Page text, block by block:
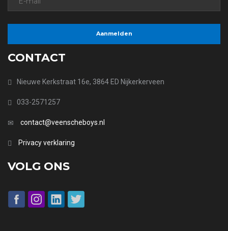
CONTACT
Nieuwe Kerkstraat 16e, 3864 ED Nijkerkerveen
033-2571257
contact@veenscheboys.nl
Privacy verklaring
VOLG ONS